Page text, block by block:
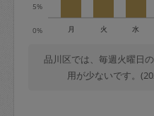
＋交通費全額
依頼者不在による
金額の100%＋交
0%
5%
月 火 水
品川区では、毎週火曜日
用が少ないです。